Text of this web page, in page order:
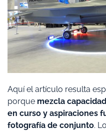
Aquí el artículo resulta
porque mezcla
en curso y aspiraciones
fotografía de conjunto.